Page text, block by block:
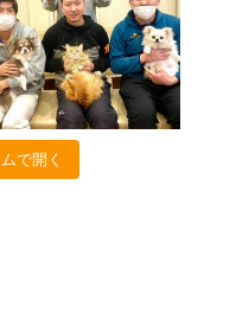
2021年4月16日
2021年4月15日
さい
で開く